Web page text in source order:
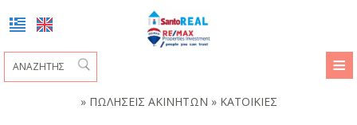
≡
ΑΡΧΙΚΉ
» ΠΩΛΗΣΕΙΣ ΑΚΙΝΗΤΩΝ » ΚΑΤΟΙΚΙΕΣ